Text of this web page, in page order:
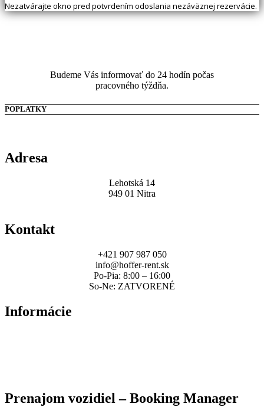
Nezatvárajte okno pred potvrdením odoslania nezáväznej rezervácie.
Budeme Vás informovať do 24 hodín počas
pracovného týždňa.
POPLATKY
Adresa
Lehotská 14
949 01 Nitra
Kontakt
+421 907 987 050
info@hoffer-rent.sk
Po-Pia: 8:00 – 16:00
So-Ne: ZATVORENÉ
Informácie
Prenajom vozidiel – Booking Manager